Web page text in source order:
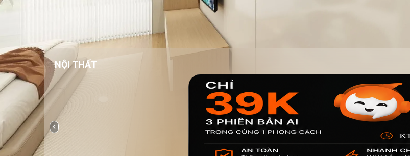
NỘI THẤT